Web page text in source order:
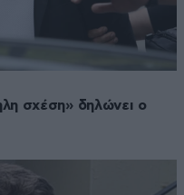
σχέση» δηλώνει ο